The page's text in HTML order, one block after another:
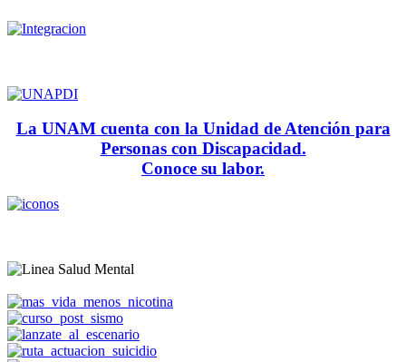
La UNAM cuenta con la Unidad de Atención para
Personas con Discapacidad.
Conoce su labor.